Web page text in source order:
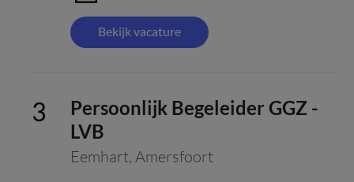
Bekijk vacature
Persoonlijk Begeleider GGZ -
LVB
Eemhart, Amersfoort